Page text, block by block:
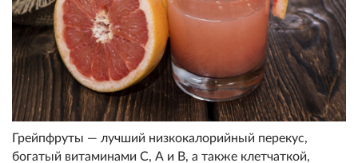
Грейпфруты — лучший низкокалорийный перекус,
богатый витаминами С, А и В, а также клетчаткой,